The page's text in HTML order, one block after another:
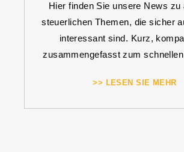
Hier finden Sie unsere News zu
steuerlichen Themen, die sicher
interessant sind. Kurz,
zusammengefasst zum
>> LESEN SIE MEHR